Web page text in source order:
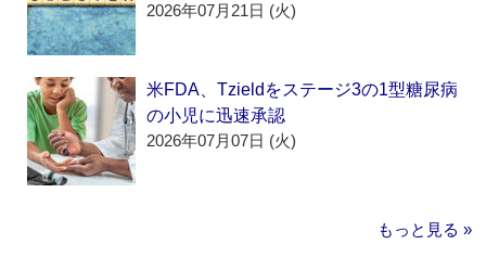
2026年07月21日 (火)
米FDA、Tzieldをステージ3の1型糖尿病
の小児に迅速承認
2026年07月07日 (火)
もっと見る »